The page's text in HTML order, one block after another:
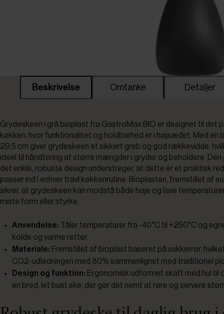
Beskrivelse Omtanke Detaljer
Grydeskeen i grå bioplast fra GastroMax BIO er designet til det
køkken, hvor funktionalitet og holdbarhed er i højsædet. Med en
29,5 cm giver grydeskeen et sikkert greb og god rækkevidde,
ideel til håndtering af større mængder i gryder og beholdere. Den
det enkle, robuste design understreger, at dette er et praktisk
passer ind i enhver travl køkkenrutine. Bioplasten, fremstillet af
sikrer, at grydeskeen kan modstå både høje og lave
miste form eller styrke.
Anvendelse: Tåler temperaturer fra -40°C til +250°C og
kolde og varme retter.
Materiale: Fremstillet af bioplast baseret på sukkerrør,
CO2-udledningen med 80% sammenlignet med traditionel
Design og funktion: Ergonomisk udformet skaft med hul til
en bred, let buet ske, der gør det nemt at røre og servere